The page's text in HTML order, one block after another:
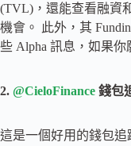
(TVL)，還能查看融資
機會。 此外，其
些 Alpha 訊息，如果你
2. @CieloFinance 錢包
這是一個好用的錢包追